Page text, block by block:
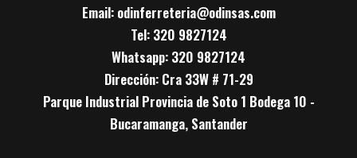
Email: odinferreteria@odinsas.com
Tel: 320 9827124
Whatsapp: 320 9827124
Dirección: Cra 33W # 71-29
Parque Industrial Provincia de Soto 1 Bodega 10 -
Bucaramanga, Santander